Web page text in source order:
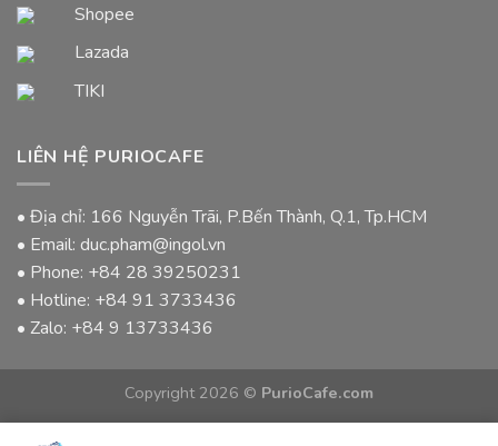
Shopee
Lazada
TIKI
LIÊN HỆ PURIOCAFE
• Địa chỉ: 166 Nguyễn Trãi, P.Bến Thành, Q.1, Tp.HCM
• Email: duc.pham@ingol.vn
• Phone: +84 28 39250231
• Hotline: +84 91 3733436
• Zalo: +84 9 13733436
Copyright 2026 © PurioCafe.com